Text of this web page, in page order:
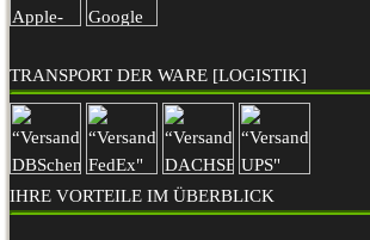
TRANSPORT DER WARE [LOGISTIK]
IHRE VORTEILE IM ÜBERBLICK